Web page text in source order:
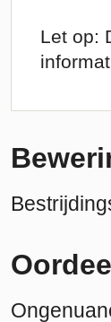
Let op: